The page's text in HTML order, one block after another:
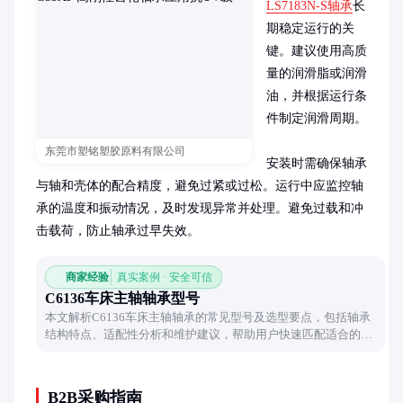
东莞市塑铭塑胶原料有限公司
LS7183N-S轴承长
期稳定运行的关
键。建议使用高质
量的润滑脂或润滑
油，并根据运行条
件制定润滑周期。
安装时需确保轴承
与轴和壳体的配合精度，避免过紧或过松。运行中应监控轴
承的温度和振动情况，及时发现异常并处理。避免过载和冲
击载荷，防止轴承过早失效。
商家经验 真实案例 · 安全可信
C6136车床主轴轴承型号
本文解析C6136车床主轴轴承的常见型号及选型要点，包括轴承
结构特点、适配性分析和维护建议，帮助用户快速匹配适合的轴
B2B采购指南